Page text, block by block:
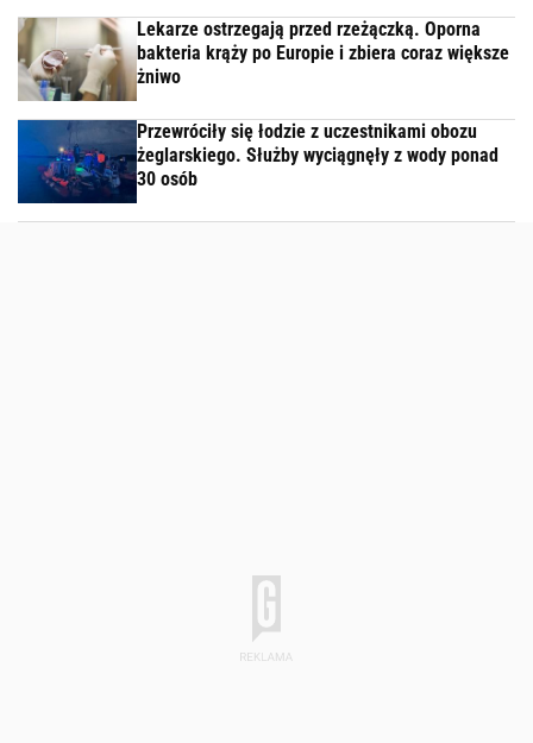
Lekarze ostrzegają przed rzeżączką. Oporna
bakteria krąży po Europie i zbiera coraz większe
żniwo
Przewróciły się łodzie z uczestnikami obozu
żeglarskiego. Służby wyciągnęły z wody ponad
30 osób